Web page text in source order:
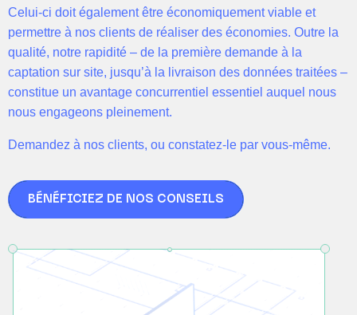
Celui-ci doit également être économiquement viable et
permettre à nos clients de réaliser des économies. Outre la
qualité, notre rapidité – de la première demande à la
captation sur site, jusqu’à la livraison des données traitées –
constitue un avantage concurrentiel essentiel auquel nous
nous engageons pleinement.
Demandez à nos clients, ou constatez-le par vous-même.
BÉNÉFICIEZ DE NOS CONSEILS